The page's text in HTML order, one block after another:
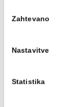
soglasja
Zahtevano
Nastavitve
Statistika